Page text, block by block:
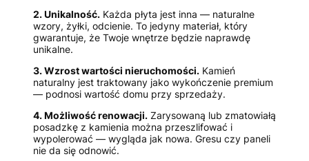
2. Unikalność. Każda płyta jest inna — naturalne
wzory, żyłki, odcienie. To jedyny materiał, który
gwarantuje, że Twoje wnętrze będzie naprawdę
unikalne.
3. Wzrost wartości nieruchomości. Kamień
naturalny jest traktowany jako wykończenie premium
— podnosi wartość domu przy sprzedaży.
4. Możliwość renowacji. Zarysowaną lub zmatowiałą
posadzkę z kamienia można przeszlifować i
wypolerować — wygląda jak nowa. Gresu czy paneli
nie da się odnowić.